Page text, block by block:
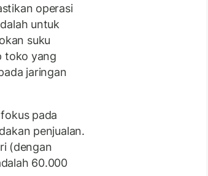
operasi
untuk
suku
toko yang
jaringan
pada
penjualan.
(dengan
60.000